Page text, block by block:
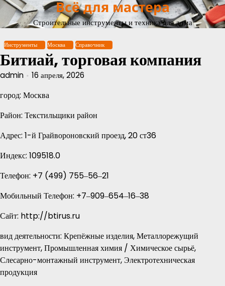
Перейти
содержимому
Всё для мастера
Строительные инструменты и техника для дома
Инструменты Москва Справочник
Битиай, торговая компания
admin 16 апреля, 2026
город: Москва
Район: Текстильщики район
Адрес: 1-й Грайвороновский проезд, 20 ст36
Индекс: 109518.0
Телефон: +7 (499) 755‒56‒21
Мобильный Телефон: +7‒909‒654‒16‒38
Сайт: http://btirus.ru
вид деятельности: Крепёжные изделия, Металлорежущий
инструмент, Промышленная химия / Химическое сырьё,
Слесарно-монтажный инструмент, Электротехническая
продукция